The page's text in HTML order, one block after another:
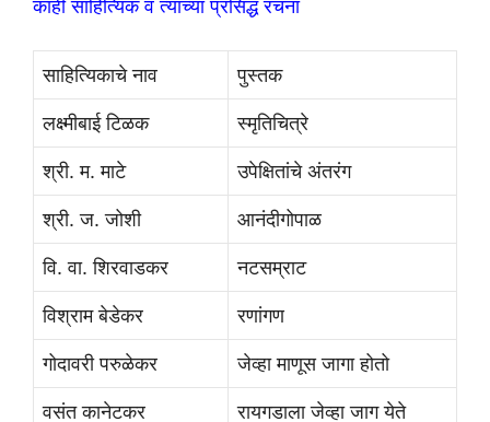
काही साहित्यिक व त्यांच्या प्रसिद्ध रचना
साहित्यिकाचे नाव पुस्तक
लक्ष्मीबाई टिळक स्मृतिचित्रे
श्री. म. माटे उपेक्षितांचे अंतरंग
श्री. ज. जोशी आनंदीगोपाळ
वि. वा. शिरवाडकर नटसम्राट
विश्राम बेडेकर रणांगण
गोदावरी परुळेकर जेव्हा माणूस जागा होतो
वसंत कानेटकर रायगडाला जेव्हा जाग येते